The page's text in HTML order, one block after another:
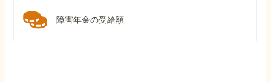
障害年金の受給額